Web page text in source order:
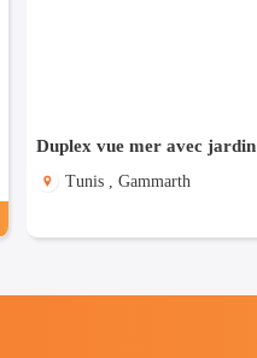
Duplex vue mer avec
Tunis , Gammarth